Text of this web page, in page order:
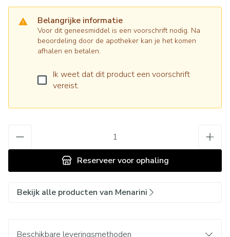
Belangrijke informatie
Voor dit geneesmiddel is een voorschrift nodig. Na
beoordeling door de apotheker kan je het komen
afhalen en betalen.
Ik weet dat dit product een voorschrift
vereist.
Reserveervoor ophaling
Bekijk alle producten van Menarini
Beschikbare leveringsmethoden